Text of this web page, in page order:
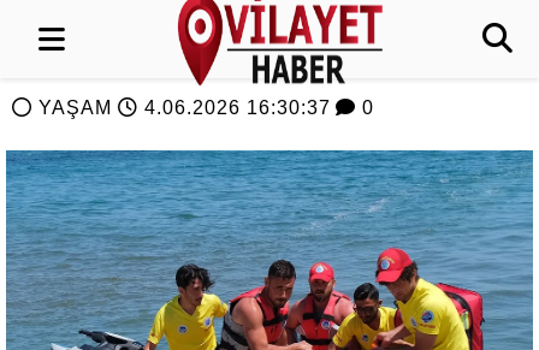
YAŞAM 4.06.2026 16:30:37 0